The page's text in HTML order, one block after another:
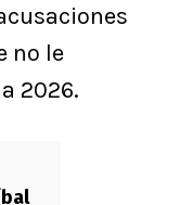
no le
2026.